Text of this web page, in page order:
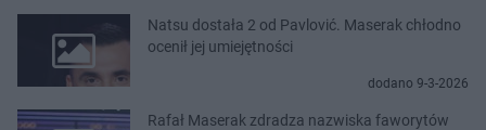
Natsu dostała 2 od Pavlović. Maserak chłodno
ocenił jej umiejętności
dodano 9-3-2026
Rafał Maserak zdradza nazwiska faworytów